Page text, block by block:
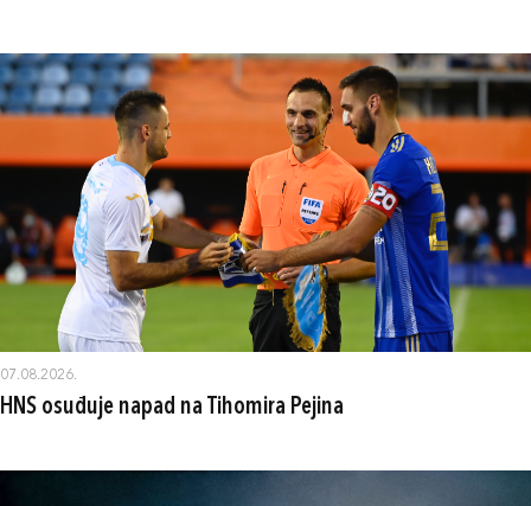
07.08.2026.
HNS osuđuje napad na Tihomira Pejina